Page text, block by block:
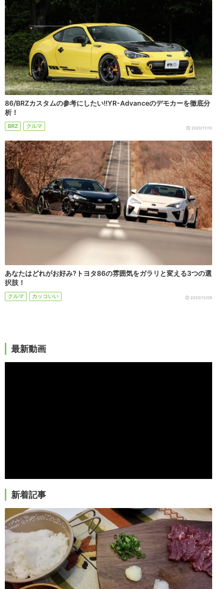
86/BRZカスタムの参考にしたい!!YR-Advanceのデモカーを徹底分
析！
BRZ クルマ 2020/11/10
あなたはどれがお好み?トヨタ86の雰囲気をガラリと変える3つの選
択肢！
クルマ カッコいい 2020/12/09
最新動画
新着記事